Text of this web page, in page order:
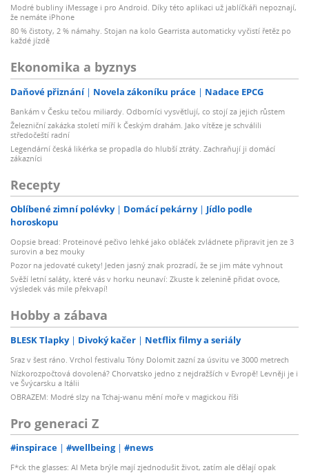
Modré bubliny iMessage i pro Android. Díky této aplikaci už jablíčkáři nepoznají,
že nemáte iPhone
80 % čistoty, 2 % námahy. Stojan na kolo Gearrista automaticky vyčistí řetěz po
každé jízdě
Ekonomika a byznys
Daňové přiznání Novela zákoníku práce Nadace EPCG
Bankám v Česku tečou miliardy. Odborníci vysvětlují, co stojí za jejich růstem
Železniční zakázka století míří k Českým drahám. Jako vítěze je schválili
středočeští radní
Legendární česká likérka se propadla do hlubší ztráty. Zachraňují ji domácí
zákazníci
Recepty
Oblíbené zimní polévky Domácí pekárny
Jídlo podle
horoskopu
Oopsie bread: Proteinové pečivo lehké jako obláček zvládnete připravit jen ze 3
surovin a bez mouky
Pozor na jedovaté cukety! Jeden jasný znak prozradí, že se jim máte vyhnout
Svěží letní saláty, které vás v horku neunaví: Zkuste k zelenině přidat ovoce,
výsledek vás mile překvapí!
Hobby a zábava
BLESK Tlapky Divoký kačer Netflix filmy a seriály
Sraz v šest ráno. Vrchol festivalu Tóny Dolomit zazní za úsvitu ve 3000 metrech
Nízkorozpočtová dovolená? Chorvatsko jedno z nejdražších v Evropě! Levněji je i
ve Švýcarsku a Itálii
OBRAZEM: Modré slzy na Tchaj-wanu mění moře v magickou říši
Pro generaci Z
#inspirace #wellbeing #news
F*ck the glasses: AI Meta brýle mají zjednodušit život, zatím ale dělají opak